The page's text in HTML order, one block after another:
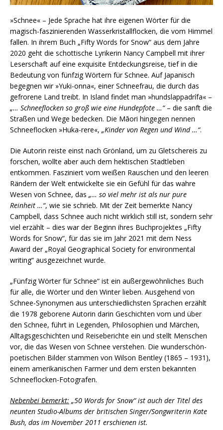
»Schnee« – Jede Sprache hat ihre eigenen Wörter für die
magisch-faszinierenden Wasserkristallflocken, die vom Himmel
fallen. In ihrem Buch „Fifty Words for Snow“ aus dem Jahre
2020 geht die schottische Lyrikerin Nancy Campbell mit ihrer
Leserschaft auf eine exquisite Entdeckungsreise, tief in die
Bedeutung von fünfzig Wörtern für Schnee. Auf Japanisch
begegnen wir »Yuki-onna«, einer Schneefrau, die durch das
gefrorene Land treibt. In Island findet man »hundslappadrífa« –
„… Schneeflocken so groß wie eine Hundepfote …“– die sanft die
Straßen und Wege bedecken. Die Māori hingegen nennen
Schneeflocken »Huka-rere«, „Kinder von Regen und Wind …“.
Die Autorin reiste einst nach Grönland, um zu Gletschereis zu
forschen, wollte aber auch dem hektischen Stadtleben
entkommen. Fasziniert vom weißen Rauschen und den leeren
Rändern der Welt entwickelte sie ein Gefühl für das wahre
Wesen von Schnee, das „… so viel mehr ist als nur pure
Reinheit …“, wie sie schrieb. Mit der Zeit bemerkte Nancy
Campbell, dass Schnee auch nicht wirklich still ist, sondern sehr
viel erzählt – dies war der Beginn ihres Buchprojektes „Fifty
Words for Snow“, für das sie im Jahr 2021 mit dem Ness
Award der „Royal Geographical Society for environmental
writing“ ausgezeichnet wurde.
„Fünfzig Wörter für Schnee“ ist ein außergewöhnliches Buch
für alle, die Wörter und den Winter lieben. Ausgehend von
Schnee-Synonymen aus unterschiedlichsten Sprachen erzählt
die 1978 geborene Autorin darin Geschichten vom und über
den Schnee, führt in Legenden, Philosophien und Märchen,
Alltagsgeschichten und Reiseberichte ein und stellt Menschen
vor, die das Wesen von Schnee verstehen. Die wunderschön-
poetischen Bilder stammen von Wilson Bentley (1865 – 1931),
einem amerikanischen Farmer und dem ersten bekannten
Schneeflocken-Fotografen.
Nebenbei bemerkt: „50 Words for Snow“ ist auch der Titel des
neunten Studio-Albums der britischen Singer/Songwriterin Kate
Bush, das im November 2011 erschienen ist.